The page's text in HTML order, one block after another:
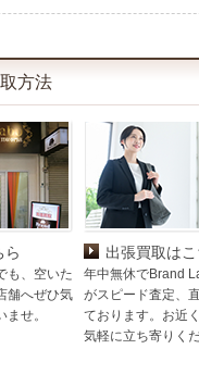
方法
ら
も、空いた
舗へぜひ気
せ。
出張買取はこ
年中無休でBrand
がスピード査定、
ております。お近
気軽に立ち寄りく